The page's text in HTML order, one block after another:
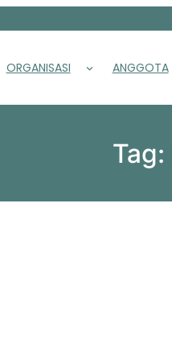
ORGANISASI ANGGOTA
Tag: